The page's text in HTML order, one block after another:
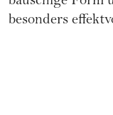
besonders